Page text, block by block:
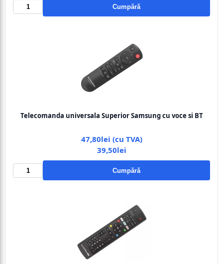
Cumpără
Telecomanda universala Superior Samsung cu voce si BT
47,80lei (cu TVA)
39,50lei
Cumpără